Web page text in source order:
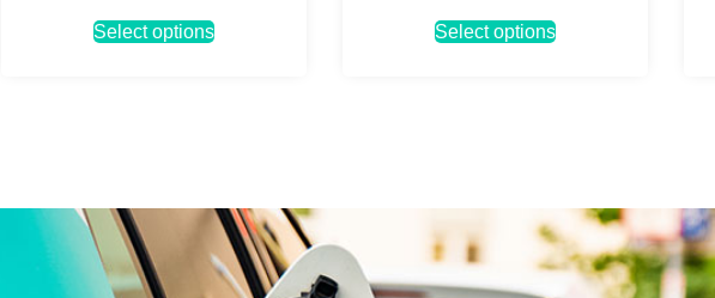
Select options Select options